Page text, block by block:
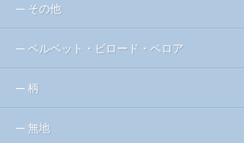
その他
ベルベット・ビロード・ベロア
柄
無地